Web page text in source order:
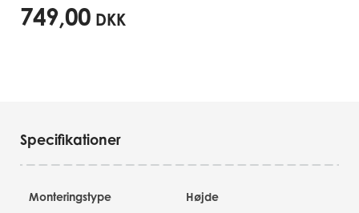
749,00 DKK
Specifikationer
Monteringstype Højde